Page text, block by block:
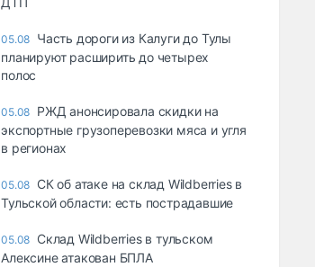
05.08 Часть дороги из Калуги до Тулы
планируют расширить до четырех
полос
05.08 РЖД анонсировала скидки на
экспортные грузоперевозки мяса и угля
в регионах
05.08 СК об атаке на склад Wildberries в
Тульской области: есть пострадавшие
05.08 Склад Wildberries в тульском
Алексине атакован БПЛА